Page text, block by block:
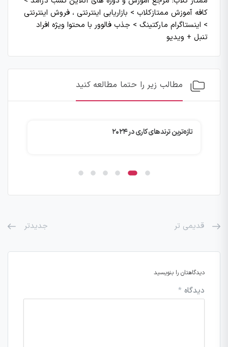
کافه آموزش ممتازکلاب > بازاریابی اینترنتی ، فروش اینترنتی
> اینستاگرام مارکتینگ > جذب فالوور با محتوا ویژه افراد
تنبل + ویدیو
مطالب زیر را حتما مطالعه کنید
تازه‌ترین ترندهای کاری در ۲۰۲۴
قدیمی تر جدیدتر
دیدگاهتان را بنویسید
دیدگاه *